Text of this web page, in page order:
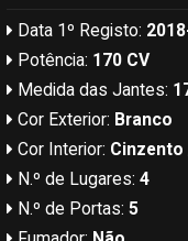
Data 1º Registo:
Potência: 170 CV
Medida das Jantes:
Cor Exterior: Branco
Cor Interior:
N.º de Lugares: 4
N.º de Portas: 5